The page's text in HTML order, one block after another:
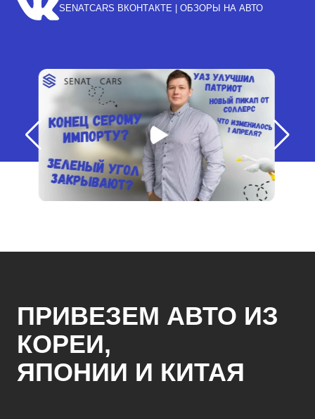
SENATCARS ВКОНТАКТЕ | ОБЗОРЫ НА АВТО
ПРИВЕЗЕМ АВТО ИЗ
КОРЕИ,
ЯПОНИИ И КИТАЯ